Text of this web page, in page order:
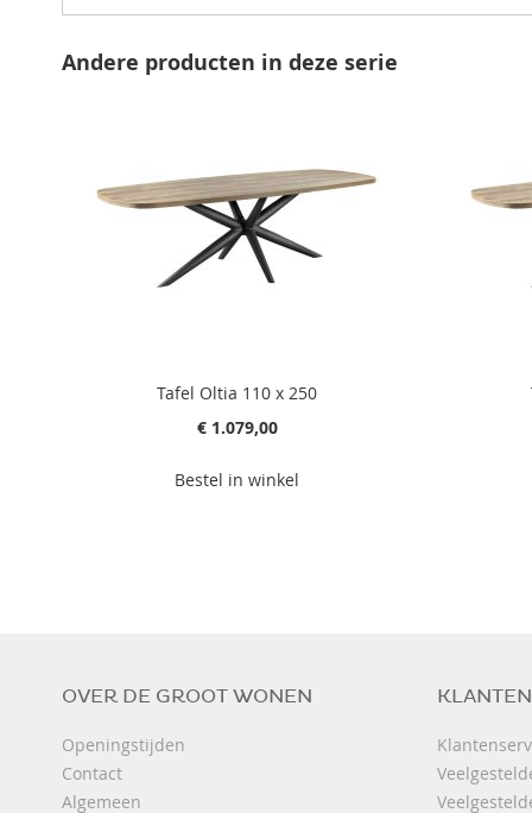
Andere producten in deze serie
Tafel Oltia 110 x 250
€ 1.079,00
Bestel in winkel
OVER DE GROOT WONEN
Openingstijden
Contact
Algemeen